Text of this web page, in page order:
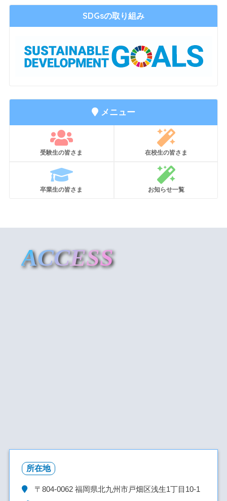
SDGsの取り組み
メニュー
受験生の皆さま 在校生の皆さま
卒業生の皆さま お知らせ一覧
ACCESS
所在地
〒804-0062福岡県北九州市戸畑区浅生1丁目10-1